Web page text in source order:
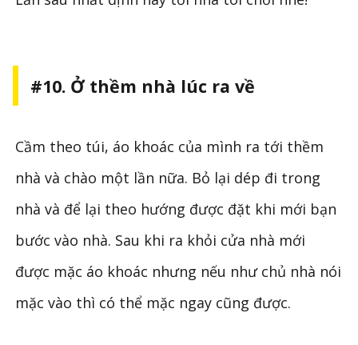
#10. Ở thềm nhà lúc ra về
Cầm theo túi, áo khoác của mình ra tới thềm
nhà và chào một lần nữa. Bỏ lại dép đi trong
nhà và để lại theo hướng được đặt khi mới bạn
bước vào nhà. Sau khi ra khỏi cửa nhà mới
được mặc áo khoác nhưng nếu như chủ nhà nói
mặc vào thì có thể mặc ngay cũng được.